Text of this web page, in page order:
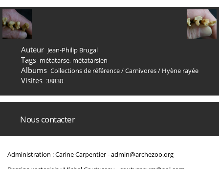
Auteur Jean-Philip Brugal
Tags métatarse, métatarsien
Albums Collections de référence/Carnivores/ Hyène rayée
Visites 38830
Nous contacter
Administration : Carine Carpentier -admin@archezoo.org